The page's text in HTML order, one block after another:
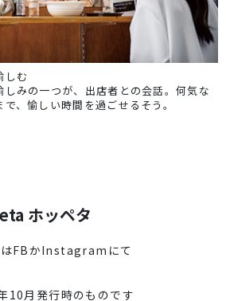
しむ
しみの一つが、出店者との会話。何気な
、愉しい時間を過ごせるそう。
ホッペタ
はFBかInstagramにて
10月発行時のものです